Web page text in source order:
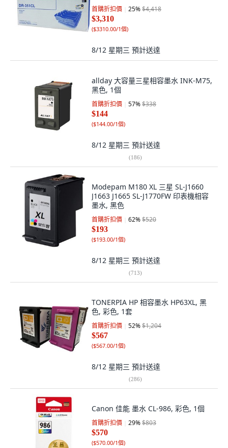
首購折扣價 25%$4,418
$3,310
($3310.00/1個)
8/12 星期三 預計送達
allday 大容量三星相容墨水 INK-M75,
黑色, 1個
首購折扣價 57%$338
$144
($144.00/1個)
8/12 星期三 預計送達
(186)
Modepam M180 XL 三星 SL-J1660
J1663 J1665 SL-J1770FW 印表機相容
墨水, 黑色
首購折扣價 62%$520
$193
($193.00/1個)
8/12 星期三 預計送達
(713)
TONERPIA HP 相容墨水 HP63XL, 黑
色, 彩色, 1套
首購折扣價 52%$1,204
$567
($567.00/1個)
8/12 星期三 預計送達
(286)
Canon 佳能 墨水 CL-986, 彩色, 1個
首購折扣價 29%$803
$570
($570.00/1個)